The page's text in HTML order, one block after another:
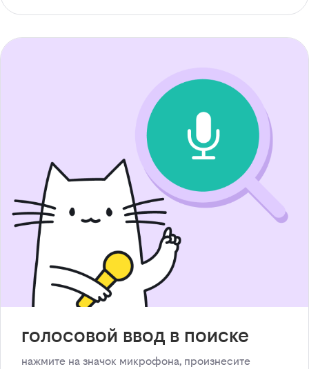
голосовой ввод в поиске
нажмите на значок микрофона, произнесите